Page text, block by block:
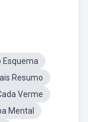
Esquema
Resumo
Verme
Mental